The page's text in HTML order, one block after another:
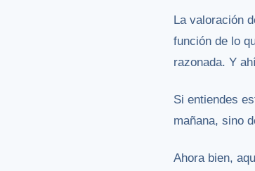
La valoración
función de lo
razonada. Y
Si entiendes
mañana, sino
Ahora bien,